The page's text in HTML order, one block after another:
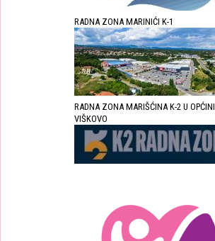
RADNA ZONA MARINIĆI K-1
RADNA ZONA MARIŠĆINA K-2 U OPĆINI
VIŠKOVO